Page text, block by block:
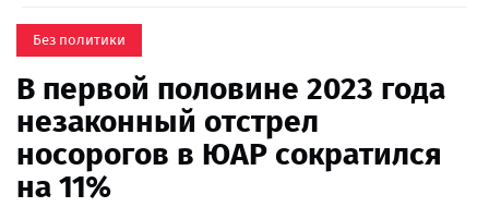
Без политики
В первой половине 2023 года
незаконный отстрел
носорогов в ЮАР сократился
на 11%